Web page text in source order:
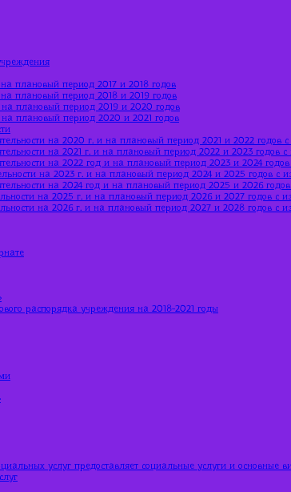
плановый период 2017 и 2018 годов
плановый период 2018 и 2019 годов
на плановый период 2019 и 2020 годов
плановый период 2020 и 2021 годов
на 2020 г. и на плановый период 2021 и 2022 годов
на 2021 г. и на плановый период 2022 и 2023 годов
на 2022 год и на плановый период 2023 и 2024
на 2023 г. и на плановый период 2024 и 2025 годов с
на 2024 год и на плановый период 2025 и 2026
на 2025 г. и на плановый период 2026 и 2027 годов с
на 2026 г. и на плановый период 2027 и 2028 годов с
распорядка учреждения на 2018-2021 годы
услуг предоставляет социальные услуги и основные